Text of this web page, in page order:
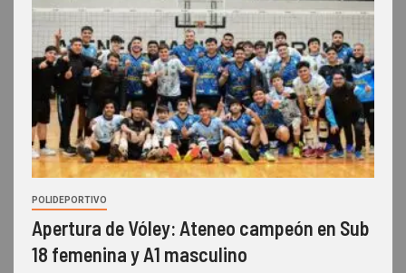
POLIDEPORTIVO
Apertura de Vóley: Ateneo campeón en Sub
18 femenina y A1 masculino